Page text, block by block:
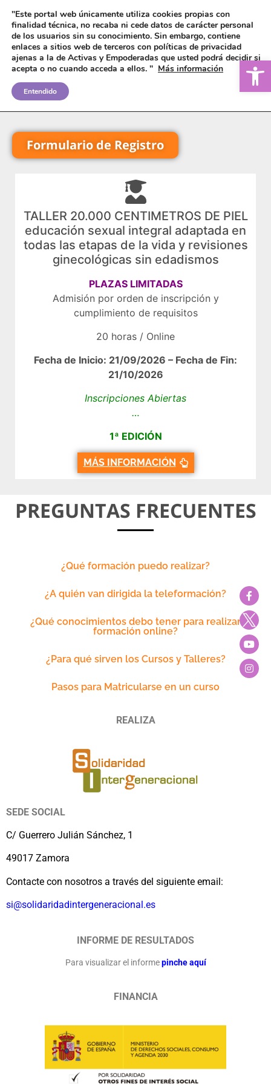
Fórmate Con Nuestra
Formulario de Registro
TALLER 20.000 CENTIMETROS DE PIEL
educación sexual integral adaptada en
todas las etapas de la vida y revisiones
ginecológicas sin edadismos
PLAZAS LIMITADAS
Admisión por orden de inscripción y
cumplimiento de requisitos
20 horas / Online
Fecha de Inicio: 21/09/2026 – Fecha de Fin:
21/10/2026
Inscripciones Abiertas
…
1ª EDICIÓN
MÁS INFORMACIÓN
PREGUNTAS FRECUENTES
¿Qué formación puedo realizar?
¿A quién van dirigida la teleformación?
¿Qué conocimientos debo tener para realizar
formación online?
¿Para qué sirven los Cursos y Talleres?
Pasos para Matricularse en un curso
REALIZA
SEDE SOCIAL
C/ Guerrero Julián Sánchez, 1
49017 Zamora
Contacte con nosotros a través del siguiente email:
si@solidaridadintergeneracional.es
INFORME DE RESULTADOS
Para visualizar el informe pinche aquí
FINANCIA
"Este portal web únicamente utiliza cookies propias con
finalidad técnica, no recaba ni cede datos de carácter personal
de los usuarios sin su conocimiento. Sin embargo, contiene
enlaces a sitios web de terceros con políticas de privacidad
ajenas a la de Activas y Empoderadas que usted podrá decidir si
acepta o no cuando acceda a ellos. " Más información
Entendido